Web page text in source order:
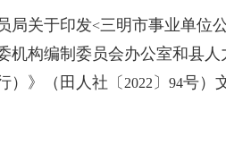
关于印发<三明市事业单位
机构编制委员会办公室和县
）》（田人社〔 2022 〕 94号）